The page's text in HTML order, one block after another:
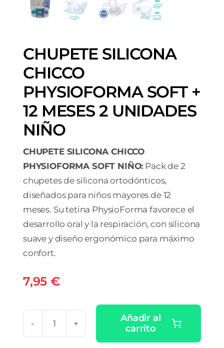
CHUPETE SILICONA
CHICCO
PHYSIOFORMA SOFT +
12 MESES 2 UNIDADES
NIÑO
CHUPETE SILICONA CHICCO
PHYSIOFORMA SOFT NIÑO: Pack de 2
chupetes de silicona ortodónticos,
diseñados para niños mayores de 12
meses. Su tetina PhysioForma favorece el
desarrollo oral y la respiración, con silicona
suave y diseño ergonómico para máximo
confort.
7,95 €
CHUPETE
Añadir al
carrito